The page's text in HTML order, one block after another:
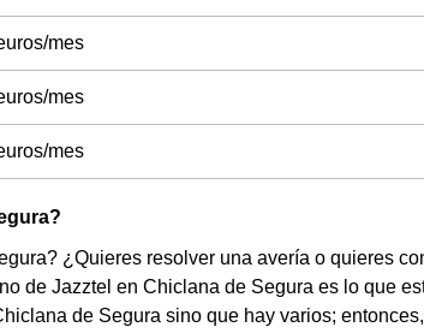
mes
mes
mes
¿Quieres resolver una avería o quieres
de Jazztel en Chiclana de Segura es lo que
de Segura sino que hay varios;